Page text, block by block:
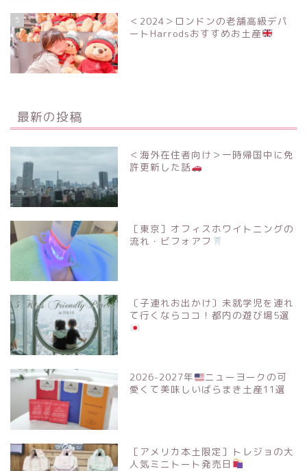
5
＜2024＞ロンドンの老舗高級デパ
ートHarrodsおすすめお土産
最新の投稿
＜海外在住者向け＞一時帰国中に免
許更新した話
［東京］オフィスホワイトニングの
流れ・ビフォアフ
〔子連れお出かけ〕未就学児を連れ
て行くならココ！都内の遊び場5選
2026-2027年
ニューヨークの可
愛くて美味しいばらまき土産11選
［アメリカ本土限定］トレジョの大
人気ミニトート発売日